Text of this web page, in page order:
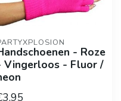
- Roze
Vingerloos - Fluor /